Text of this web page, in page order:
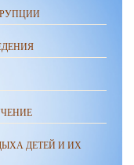
ДЕТЕЙ И ИХ